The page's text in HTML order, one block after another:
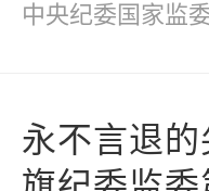
中央纪委国家监
永不言退